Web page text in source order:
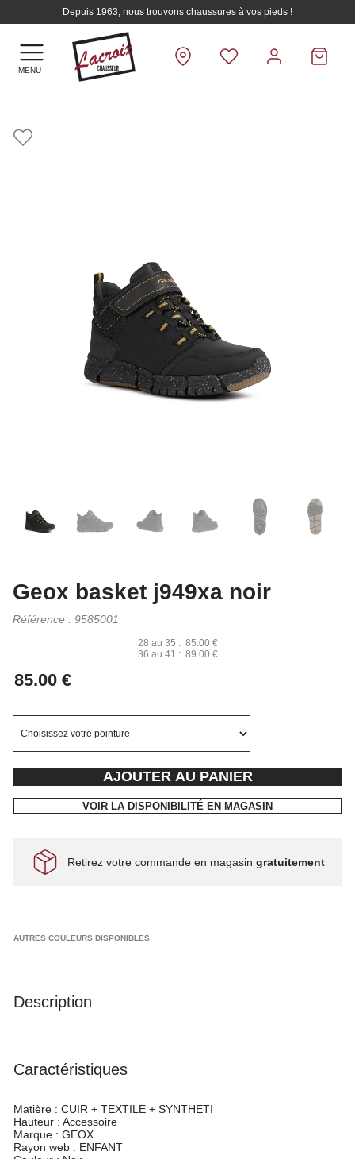
Depuis 1963, nous trouvons chaussures à vos pieds !
MENU
Geox basket j949xa noir
Référence : 9585001
28 au 35 : 85.00 €
36 au 41 : 89.00 €
AJOUTER AU PANIER
VOIR LA DISPONIBILITÉ EN MAGASIN
Retirez votre commande en magasin gratuitement
AUTRES COULEURS DISPONIBLES
Description
Caractéristiques
Matière : CUIR + TEXTILE + SYNTHETI
Hauteur : Accessoire
Marque : GEOX
Rayon web : ENFANT